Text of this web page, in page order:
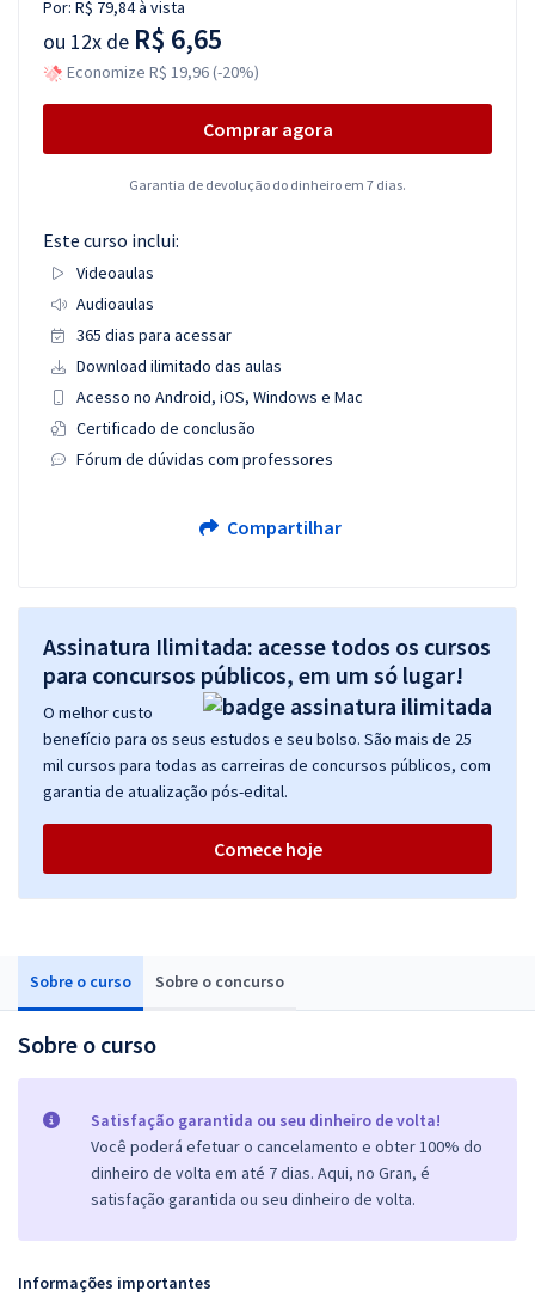
Sobre o curso Sobre o concurso
Sobre o curso
Satisfação garantida ou seu dinheiro de volta!
Você poderá efetuar o cancelamento e obter 100% do
dinheiro de volta em até 7 dias. Aqui, no Gran, é
satisfação garantida ou seu dinheiro de volta.
Informações importantes
Por: R$ 79,84à vista
ou 12x de R$ 6,65
Economize R$ 19,96 (-20%)
Comprar agora
Garantia de devolução do dinheiro em 7 dias.
Este curso inclui:
Videoaulas
Audioaulas
365 dias para acessar
Download ilimitado das aulas
Acesso no Android, iOS, Windows e Mac
Certificado de conclusão
Fórum de dúvidas com professores
Compartilhar
Assinatura Ilimitada: acesse todos os cursos
para concursos públicos, em um só lugar!
O melhor custo
benefício para os seus estudos e seu bolso. São mais de 25
mil cursos para todas as carreiras de concursos públicos, com
garantia de atualização pós-edital.
Comece hoje